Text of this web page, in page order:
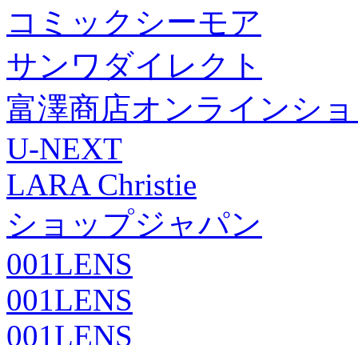
コミックシーモア
サンワダイレクト
富澤商店オンラインシ
U-NEXT
LARA Christie
ショップジャパン
001LENS
001LENS
001LENS